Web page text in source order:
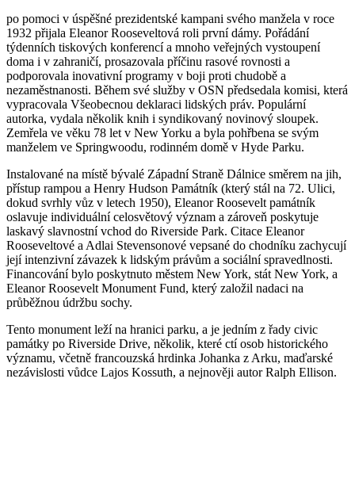
po pomoci v úspěšné prezidentské kampani svého manžela v roce
1932 přijala Eleanor Rooseveltová roli první dámy. Pořádání
týdenních tiskových konferencí a mnoho veřejných vystoupení
doma i v zahraničí, prosazovala příčinu rasové rovnosti a
podporovala inovativní programy v boji proti chudobě a
nezaměstnanosti. Během své služby v OSN předsedala komisi, která
vypracovala Všeobecnou deklaraci lidských práv. Populární
autorka, vydala několik knih i syndikovaný novinový sloupek.
Zemřela ve věku 78 let v New Yorku a byla pohřbena se svým
manželem ve Springwoodu, rodinném domě v Hyde Parku.
Instalované na místě bývalé Západní Straně Dálnice směrem na jih,
přístup rampou a Henry Hudson Památník (který stál na 72. Ulici,
dokud svrhly vůz v letech 1950), Eleanor Roosevelt památník
oslavuje individuální celosvětový význam a zároveň poskytuje
laskavý slavnostní vchod do Riverside Park. Citace Eleanor
Rooseveltové a Adlai Stevensonové vepsané do chodníku zachycují
její intenzivní závazek k lidským právům a sociální spravedlnosti.
Financování bylo poskytnuto městem New York, stát New York, a
Eleanor Roosevelt Monument Fund, který založil nadaci na
průběžnou údržbu sochy.
Tento monument leží na hranici parku, a je jedním z řady civic
památky po Riverside Drive, několik, které ctí osob historického
významu, včetně francouzská hrdinka Johanka z Arku, maďarské
nezávislosti vůdce Lajos Kossuth, a nejnověji autor Ralph Ellison.